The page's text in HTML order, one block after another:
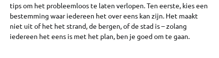
tips om het probleemloos te laten verlopen. Ten eerste, kies een
bestemming waar iedereen het over eens kan zijn. Het maakt
niet uit of het het strand, de bergen, of de stad is – zolang
iedereen het eens is met het plan, ben je goed om te gaan.